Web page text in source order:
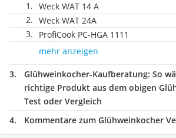
Weck WAT 14 A
Weck WAT 24A
ProfiCook PC-HGA 1111
mehr anzeigen
Glühweinkocher-Kaufberatung: So
richtige Produkt aus dem obigen
Test oder Vergleich
Kommentare zum Glühweinkocher